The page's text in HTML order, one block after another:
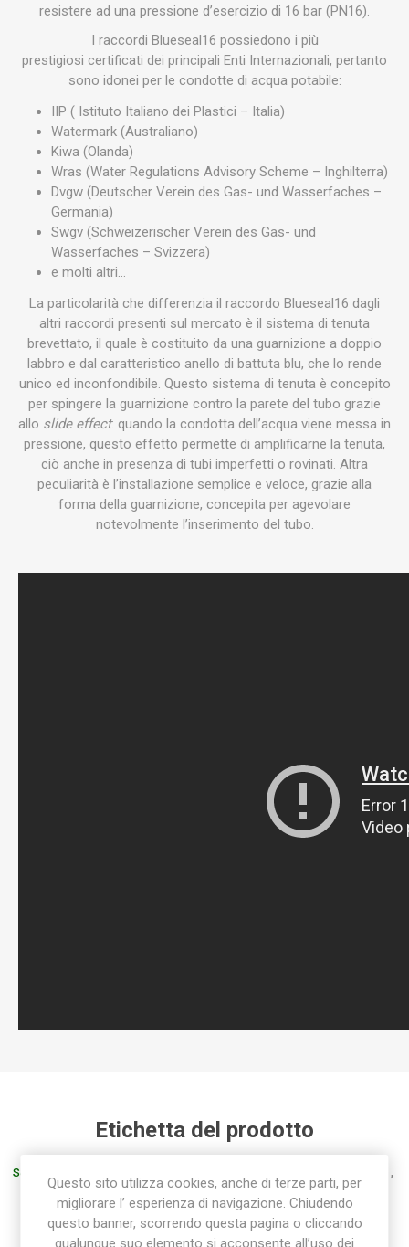
resistere ad una pressione d’esercizio di 16 bar (PN16).
I raccordi Blueseal16 possiedono i più
prestigiosi certificati dei principali Enti Internazionali, pertanto
sono idonei per le condotte di acqua potabile:
IIP ( Istituto Italiano dei Plastici – Italia)
Watermark (Australiano)
Kiwa (Olanda)
Wras (Water Regulations Advisory Scheme – Inghilterra)
Dvgw (Deutscher Verein des Gas- und Wasserfaches –
Germania)
Swgv (Schweizerischer Verein des Gas- und
Wasserfaches – Svizzera)
e molti altri…
La particolarità che differenzia il raccordo Blueseal16 dagli
altri raccordi presenti sul mercato è il sistema di tenuta
brevettato, il quale è costituito da una guarnizione a doppio
labbro e dal caratteristico anello di battuta blu, che lo rende
unico ed inconfondibile. Questo sistema di tenuta è concepito
per spingere la guarnizione contro la parete del tubo grazie
allo slide effect: quando la condotta dell’acqua viene messa in
pressione, questo effetto permette di amplificarne la tenuta,
ciò anche in presenza di tubi imperfetti o rovinati. Altra
peculiarità è l’installazione semplice e veloce, grazie alla
forma della guarnizione, concepita per agevolare
notevolmente l’inserimento del tubo.
Etichetta del prodotto
sab
,
raccordo ti (16) , tee (16) t (16) , raccordo polietilene
Questo sito utilizza cookies, anche di terze parti, per
migliorare l’ esperienza di navigazione. Chiudendo
questo banner, scorrendo questa pagina o cliccando
qualunque suo elemento si acconsente all’uso dei